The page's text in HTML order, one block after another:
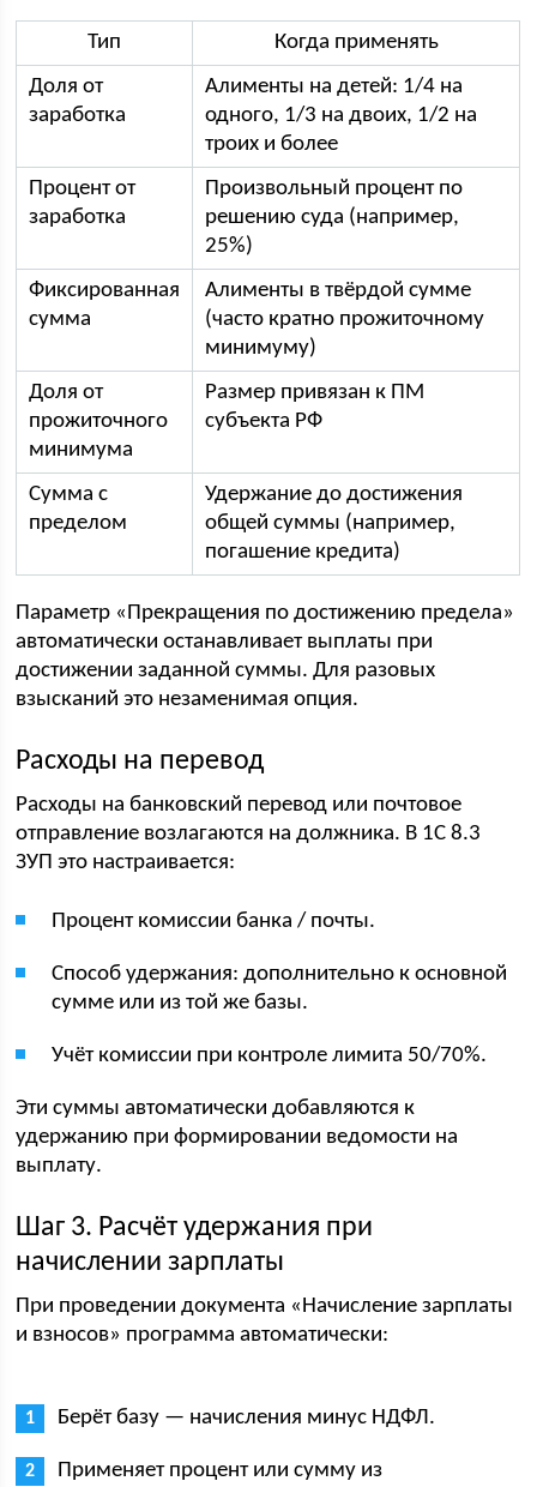
Тип
Когда применять
Доля от
заработка
Алименты на детей: 1/4 на
одного, 1/3 на двоих, 1/2 на
троих и более
Процент от
заработка
Произвольный процент по
решению суда (например,
25%)
Фиксированная
сумма
Алименты в твёрдой сумме
(часто кратно прожиточному
минимуму)
Доля от
прожиточного
минимума
Размер привязан к ПМ
субъекта РФ
Сумма с
пределом
Удержание до достижения
общей суммы (например,
погашение кредита)
Параметр «Прекращения по достижению предела»
автоматически останавливает выплаты при
достижении заданной суммы. Для разовых
взысканий это незаменимая опция.
Расходы на перевод
Расходы на банковский перевод или почтовое
отправление возлагаются на должника. В 1С 8.3
ЗУП это настраивается:
Процент комиссии банка / почты.
Способ удержания: дополнительно к основной
сумме или из той же базы.
Учёт комиссии при контроле лимита 50/70%.
Эти суммы автоматически добавляются к
удержанию при формировании ведомости на
выплату.
Шаг 3. Расчёт удержания при
начислении зарплаты
При проведении документа «Начисление зарплаты
и взносов» программа автоматически:
Берёт базу — начисления минус НДФЛ.
Применяет процент или сумму из